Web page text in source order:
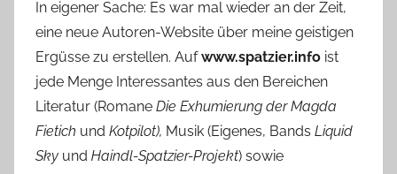
In eigener Sache: Es war mal wieder an der Zeit,
eine neue Autoren-Website über meine geistigen
Ergüsse zu erstellen. Aufwww.spatzier.info ist
jede Menge Interessantes aus den Bereichen
Literatur (Romane Die Exhumierung der Magda
Fietich und Kotpilot), Musik (Eigenes, Bands Liquid
Sky und Haindl-Spatzier-Projekt) sowie